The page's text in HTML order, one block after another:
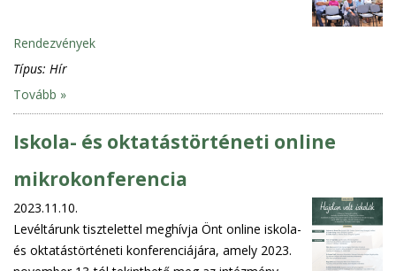
Rendezvények
Típus: Hír
Tovább »
Iskola- és oktatástörténeti online
mikrokonferencia
2023.11.10.
Levéltárunk tisztelettel meghívja Önt online iskola-
és oktatástörténeti konferenciájára, amely 2023.